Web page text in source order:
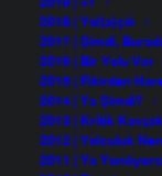
2019 | +1
2018 | Yol(a)çık
2017 | Şimdi,
2016 | Bir Yolu Var
2015 | Fikirden
2014 | Ya Şimdi?
2013 | Kritik
2012 | Yolculuk
2011 | Ya